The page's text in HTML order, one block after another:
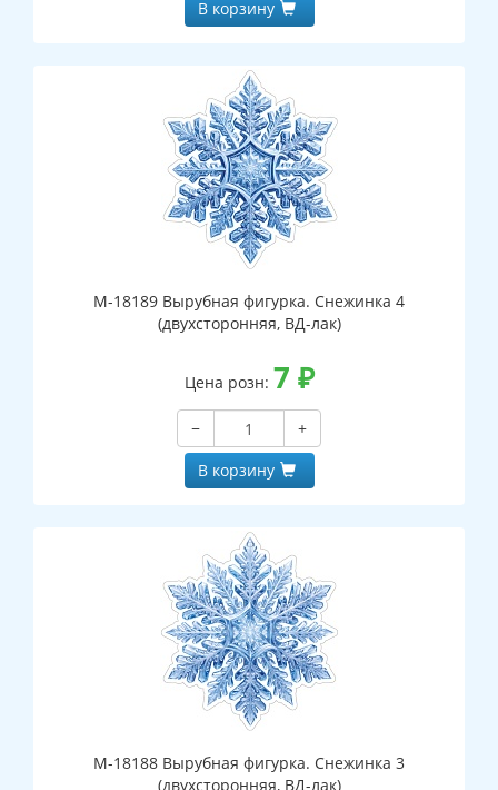
В корзину
М-18189 Вырубная фигурка. Снежинка 4
(двухсторонняя, ВД-лак)
Цена розн: 7 ₽
−
+
В корзину
М-18188 Вырубная фигурка. Снежинка 3
(двухсторонняя, ВД-лак)